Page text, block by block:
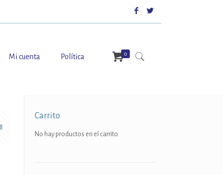
Mi cuenta Política 0
Carrito
No hay productos en el carrito.